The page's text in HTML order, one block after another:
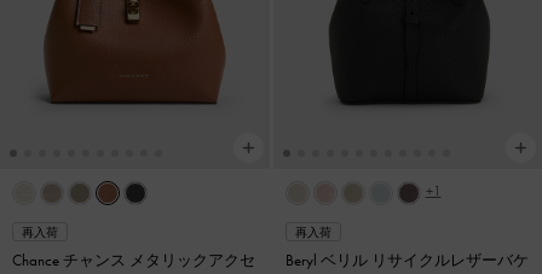
再入荷
Chance チャンス メタリックアクセ
+1
再入荷
Beryl ベリル リサイクルレザーバケ